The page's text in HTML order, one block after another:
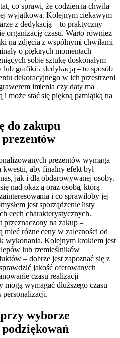
co sprawi, że codzienna chwila
wyjątkowa. Kolejnym ciekawym
z dedykacją – to praktyczny
organizację czasu. Warto również
na zdjęcia z wspólnymi chwilami
o pięknych momentach
sobie sztukę doskonałym
lub grafiki z dedykacją – to sposób
dekoracyjnego w ich przestrzeni
imienia czy daty ma
i może stać się piękną pamiątką na
do zakupu
prezentów wymaga
aby finalny efekt był
jak i dla obdarowywanej osoby.
nad okazją oraz osobą, którą
i co sprawiłoby jej
jest sporządzenie listy
cech charakterystycznych.
przeznaczony na zakup –
mieć różne ceny w zależności od
wykonania. Kolejnym krokiem jest
lub rzemieślników
– dobrze jest zapoznać się z
jakość oferowanych
czasu realizacji
wymagać dłuższego czasu
personalizacji.
wyborze